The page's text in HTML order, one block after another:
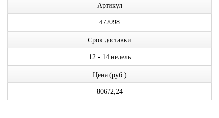
Артикул
472098
Срок доставки
12 - 14 недель
Цена (руб.)
80672,24